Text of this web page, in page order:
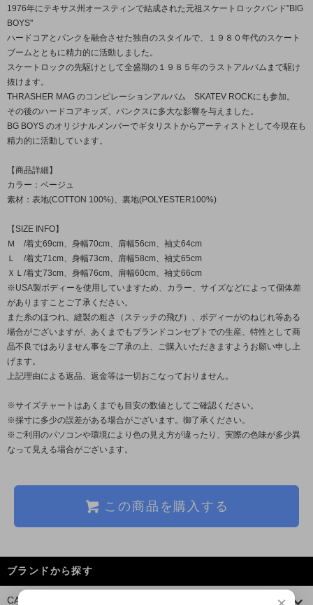
1976年にテキサス州オースティンで結成された元祖スケートロックバンド"BIG
BOYS"
ハードコアとパンクを融合させた独自のスタイルで、１９８０年代のスケート
ブームとともに精力的に活動しました。
スケートロックの先駆けとして全盛期の１９８５年のラストアルバムまで駆け
抜けます。
THRASHER MAG のコンピレーションアルバム SKATEV ROCKにも参加。
その後のハードコアキッズ、パンクスに多大な影響を与えました。
BG BOYS のオリジナルメンバーでギタリストからアーティストとして今現在も
精力的に活動しています。
【商品詳細】
カラー：ベージュ
素材：表地(COTTON 100%)、裏地(POLYESTER100%)
【SIZE INFO】
Ｍ /着丈69cm、身幅70cm、肩幅56cm、袖丈64cm
Ｌ /着丈71cm、身幅73cm、肩幅58cm、袖丈65cm
ＸＬ/着丈73cm、身幅76cm、肩幅60cm、袖丈66cm
※USA製ボディーを使用していますため、カラー、サイズなどによって個体差
がありますことご了承ください。
また糸のほつれ、縫製の粗さ（ステッチの飛び）、ボディーがのねじれ等ある
場合がございますが、あくまでもブランドコンセプトでの生産、特性として商
品不良ではありません事をご了承の上、ご購入いただきますようお願い申し上
げます。
上記理由による返品、返金等は一切おこなっておりません。
※サイズチャートはあくまでも目安の数値としてご確認ください。
※採寸に多少の誤差がある場合がございます。御了承ください。
※ご利用のパソコンや環境により色の見え方が違ったり、実際の色味が多少異
なって見える場合がございます。
この商品を購入する
ブランドから探す
CALEE